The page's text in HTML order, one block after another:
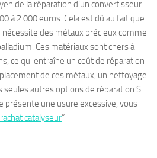
de la réparation d’un convertisseur
à 2 000 euros. Cela est dû au fait que
des métaux précieux comme
Ces matériaux sont chers à
ce qui entraîne un coût de réparation
de ces métaux, un nettoyage
seules autres options de réparation.Si
présente une usure excessive, vous
rachat catalyseur”